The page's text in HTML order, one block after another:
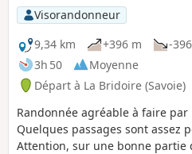
Visorandonneur
9,34 km
+396 m
-
3h 50
Moyenne
Départ à La Bridoire (Savoie)
Randonnée agréable à faire par
Quelques passages sont assez
Attention, sur une bonne partie